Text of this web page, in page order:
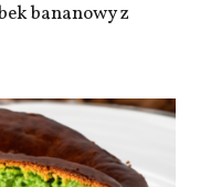
bananowy z